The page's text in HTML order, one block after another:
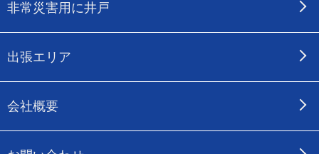
非常災害用に井戸
出張エリア
会社概要